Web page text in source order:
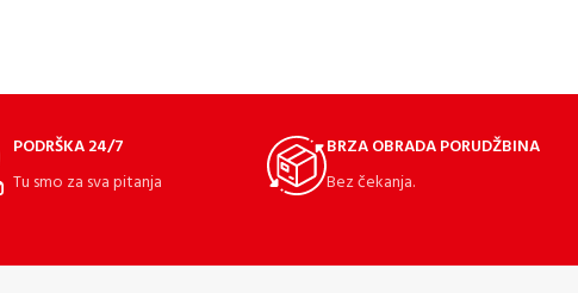
PODRŠKA 24/7
Tu smo za sva pitanja
BRZA OBRADA PORUDŽBINA
Bez čekanja.